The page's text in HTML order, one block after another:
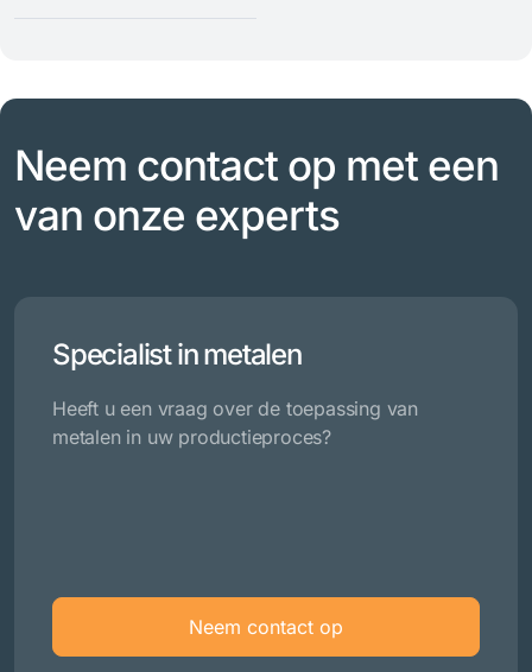
Neem contact op met een
van onze experts
Specialist in metalen
Heeft u een vraag over de toepassing van
metalen in uw productieproces?
Neem contact op